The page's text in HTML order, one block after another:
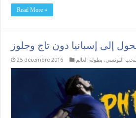
Read More »
إلى إسبانيا دون تاج وجلوز
25 décembre 2016 التونسي, بطولة العالم